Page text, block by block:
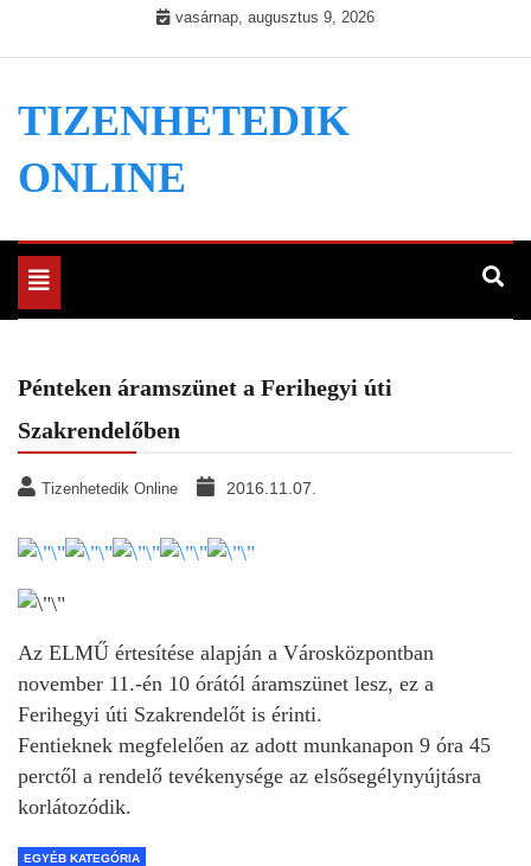
vasárnap, augusztus 9, 2026
TIZENHETEDIK
ONLINE
Toggle
navigation
Pénteken áramszünet a Ferihegyi úti
Szakrendelőben
Tizenhetedik Online 2016.11.07.
Az ELMŰ értesítése alapján a Városközpontban
november 11.-én 10 órától áramszünet lesz, ez a
Ferihegyi úti Szakrendelőt is érinti.
Fentieknek megfelelően az adott munkanapon 9 óra 45
perctől a rendelő tevékenysége az elsősegélynyújtásra
korlátozódik.
EGYÉB KATEGÓRIA